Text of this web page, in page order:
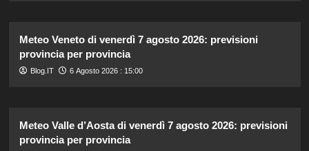
Meteo Veneto di venerdì 7 agosto 2026: previsioni
provincia per provincia
Blog.IT 6 Agosto 2026 : 15:00
Meteo Valle d’Aosta di venerdì 7 agosto 2026: previsioni
provincia per provincia